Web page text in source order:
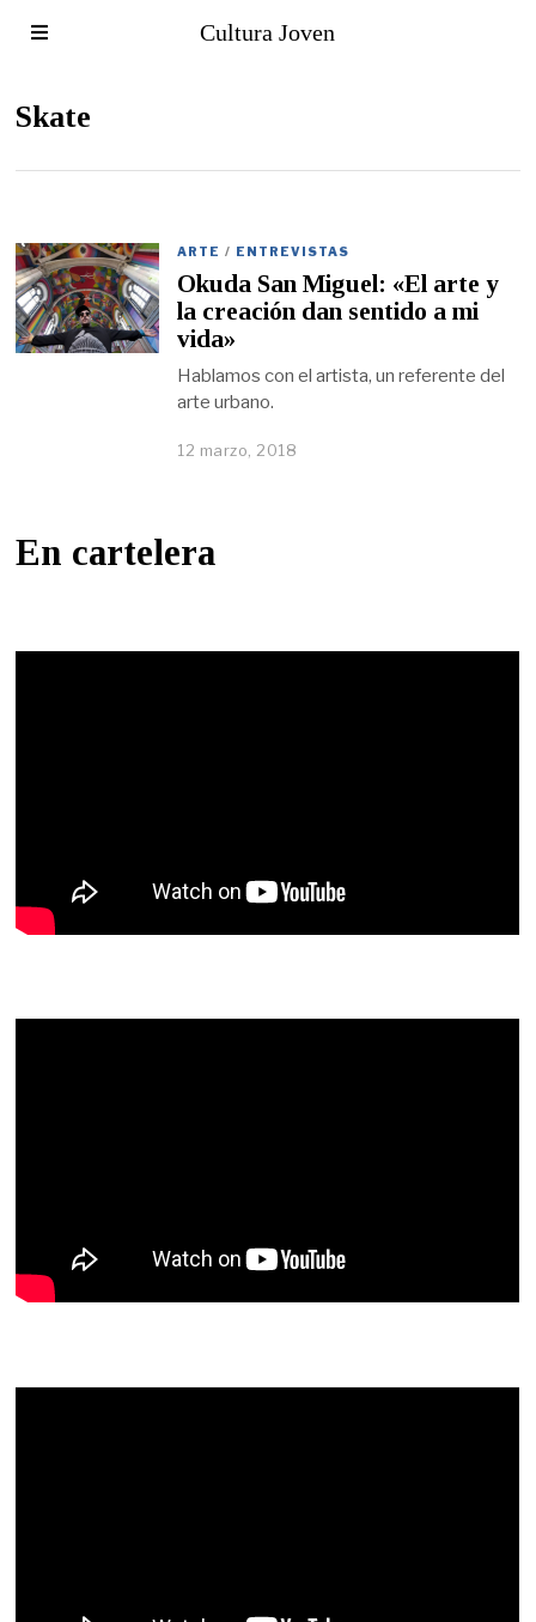
Cultura Joven
Skate
ARTE / ENTREVISTAS
Okuda San Miguel: «El arte y
la creación dan sentido a mi
vida»
Hablamos con el artista, un referente del
arte urbano.
12 marzo, 2018
En cartelera